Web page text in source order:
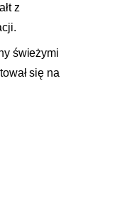
z
świeżymi
się na